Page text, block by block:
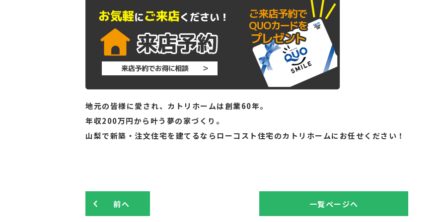
地元の皆様に愛され、カトリホームは創業60年。
年収200万円から叶う夢の家づくり。
山梨で新築・注文住宅を建てるならローコスト住宅のカトリホームにお任せください！
前へ 一覧ページへ